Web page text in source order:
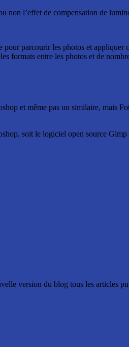
non l’effet de compensation de
pour parcourir les photos et appliquer
formats entre les photos et de
et même pas un similaire, mais
soit le logiciel open source Gimp
version du blog tous les articles